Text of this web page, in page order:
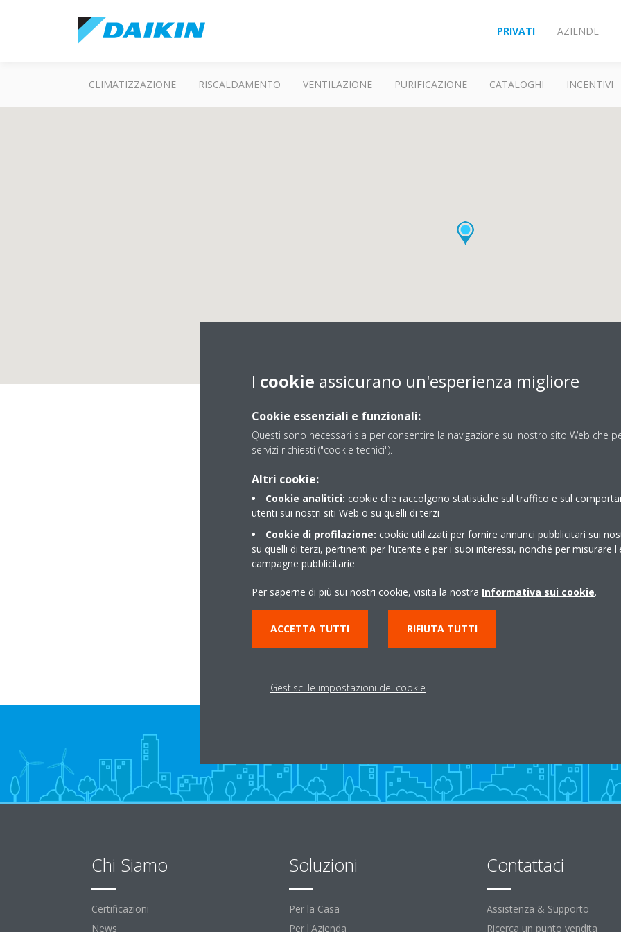
PRIVATI AZIENDE
CLIMATIZZAZIONE RISCALDAMENTO VENTILAZIONE PURIFICAZIONE CATALOGHI INCENTIVI
AGENZIA CLIMACASA
Area di Competenza: ENNA - AGRIGENTO - CALTANISSETTA -
Corso della Repubblica 2
0922880973
Chi Siamo
Certificazioni
News
Soluzioni
Per la Casa
Per l'Azienda
Contattaci
Assistenza & Supporto
Ricerca un punto vendita
I cookie assicurano un'esperienza migliore
Cookie essenziali e funzionali:
Questi sono necessari sia per consentire la navigazione sul nostro sito Web che
servizi richiesti ("cookie tecnici").
Altri cookie:
Cookie analitici: cookie che raccolgono statistiche sul traffico e sul
utenti sui nostri siti Web o su quelli di terzi
Cookie di profilazione: cookie utilizzati per fornire annunci pubblicitari sui
su quelli di terzi, pertinenti per l'utente e per i suoi interessi, nonché per misurare
campagne pubblicitarie
Per saperne di più sui nostri cookie, visita la nostra Informativa sui cookie.
ACCETTA TUTTI RIFIUTA TUTTI
Gestisci le impostazioni dei cookie